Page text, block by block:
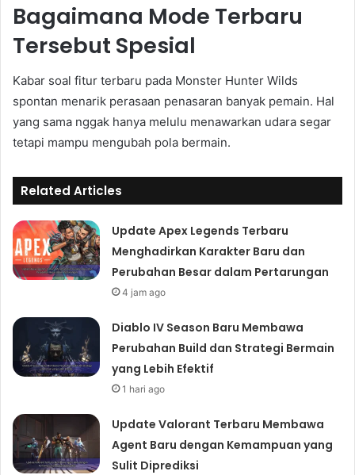
Bagaimana Mode Terbaru
Tersebut Spesial
Kabar soal fitur terbaru pada Monster Hunter Wilds
spontan menarik perasaan penasaran banyak pemain. Hal
yang sama nggak hanya melulu menawarkan udara segar
tetapi mampu mengubah pola bermain.
Related Articles
Update Apex Legends Terbaru
Menghadirkan Karakter Baru dan
Perubahan Besar dalam Pertarungan
4 jam ago
Diablo IV Season Baru Membawa
Perubahan Build dan Strategi Bermain
yang Lebih Efektif
1 hari ago
Update Valorant Terbaru Membawa
Agent Baru dengan Kemampuan yang
Sulit Diprediksi